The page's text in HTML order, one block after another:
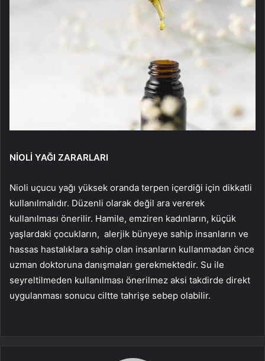
NİOLİ YAĞI ZARARLARI
Nioli uçucu yağı yüksek oranda terpen içerdiği için dikkatli
kullanılmalıdır. Düzenli olarak değil ara vererek
kullanılması önerilir. Hamile, emziren kadınların, küçük
yaşlardaki çocukların, alerjik bünyeye sahip insanların ve
hassas hastalıklara sahip olan insanların kullanmadan önce
uzman doktoruna danışmaları gerekmektedir. Su ile
seyreltilmeden kullanılması önerilmez aksi takdirde direkt
uygulanması sonucu ciltte tahrişe sebep olabilir.